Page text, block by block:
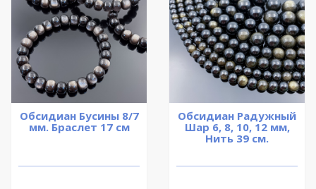
Обсидиан Бусины 8/7
мм. Браслет 17 см
Обсидиан Радужный
Шар 6, 8, 10, 12 мм,
Нить 39 см.